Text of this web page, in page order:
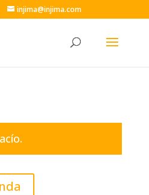
injima@injima.com